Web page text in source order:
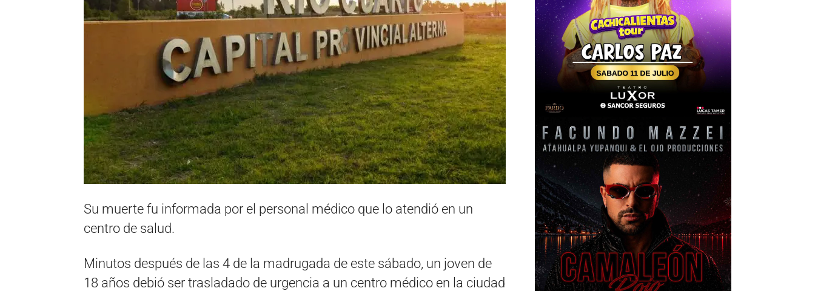
Su muerte fu informada por el personal médico que lo atendió en un
centro de salud.
Minutos después de las 4 de la madrugada de este sábado, un joven de
18 años debió ser trasladado de urgencia a un centro médico en la ciudad